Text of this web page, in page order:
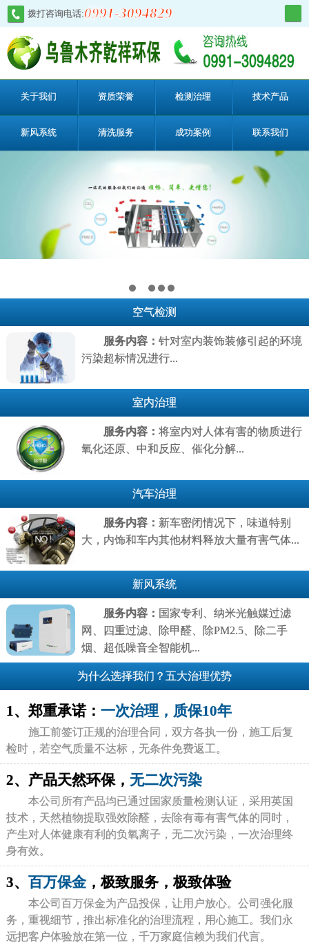
拨打咨询电话:0991-3094829
关于我们 资质荣誉 检测治理 技术产品
新风系统 清洗服务 成功案例 联系我们
空气检测
服务内容： 针对室内装饰装修引起的环境
污染超标情况进行...
室内治理
服务内容： 将室内对人体有害的物质进行
氧化还原、中和反应、催化分解...
汽车治理
服务内容： 新车密闭情况下，味道特别
大，内饰和车内其他材料释放大量有害气体...
新风系统
服务内容： 国家专利、纳米光触媒过滤
网、四重过滤、除甲醛、除PM2.5、除二手
烟、超低噪音全智能机...
为什么选择我们？五大治理优势
1、郑重承诺： 一次治理，质保10年
施工前签订正规的治理合同，双方各执一份，施工后复
检时，若空气质量不达标，无条件免费返工。
2、产品天然环保， 无二次污染
本公司所有产品均已通过国家质量检测认证，采用英国
技术，天然植物提取强效除醛，去除有毒有害气体的同时，
产生对人体健康有利的负氧离子，无二次污染，一次治理终
身有效。
3、 百万保金，极致服务，极致体验
本公司百万保金为产品投保，让用户放心。公司强化服
务，重视细节，推出标准化的治理流程，用心施工。我们永
远把客户体验放在第一位，千万家庭信赖为我们代言。